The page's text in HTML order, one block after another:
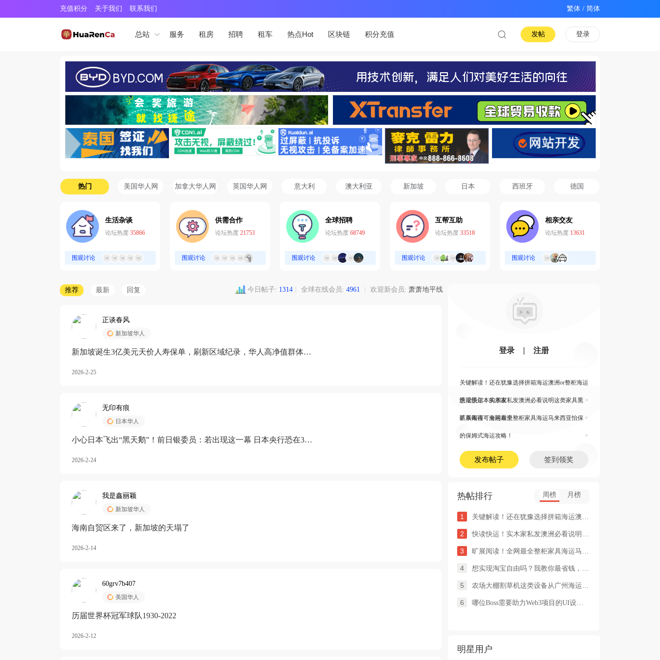
充值积分 关于我们 联系我们 /
总站 服务 租房 招聘 租车 热点Hot 区块链 积分充值 登录
发帖
热门 美国华人网 加拿大华人网 英国华人网 意大利 澳大利亚 新加坡 日本 西班牙 德国
生活杂谈
论坛热度 35866
围观讨论
供需合作
论坛热度 21753
围观讨论
全球招聘
论坛热度 68749
围观讨论
互帮互助
论坛热度 33518
围观讨论
相亲交友
论坛热度 13631
围观讨论
推荐 最新 回复 今日帖子: 1314 全球在线会员: 4961 欢迎新会员: 萧萧地平线
正谈春风
新加坡华人
新加坡诞生3亿美元天价人寿保单，刷新区域纪录，华人高净值群体成
2026-2-25
无印有痕
日本华人
小心日本飞出“黑天鹅”！前日银委员：若出现这一幕 日本央行恐在3月
2026-2-24
我是鑫丽颖
新加坡华人
海南自贸区来了，新加坡的天塌了
2026-2-14
60grv7b407
美国华人
历届世界杯冠军球队1930-2022
2026-2-12
登录 注册
关键解读！还在犹豫选择拼箱海运澳洲or整柜海运
悉尼墨尔本的朋友 >
快读快运！实木家私发澳洲必看说明这类家具熏
蒸杀毒再可海运布里 >
旷展阅读！全网最全整柜家具海运马来西亚怡保
的保姆式海运攻略！ >
发布帖子 签到领奖
热帖排行 周榜 月榜
1 关键解读！还在犹豫选择拼箱海运澳洲or整柜海运悉尼墨尔本的朋友
2 快读快运！实木家私发澳洲必看说明这类家具熏蒸杀毒再可海运布里
3 旷展阅读！全网最全整柜家具海运马来西亚怡保的保姆式海运攻略！
4 想实现淘宝自由吗？我教你最省钱，最方便的方法
5 农场大棚割草机这类设备从广州海运到澳洲堪培拉过海关需要提供什
6 哪位Boss需要助力Web3项目的UI设计，或qian
明星用户